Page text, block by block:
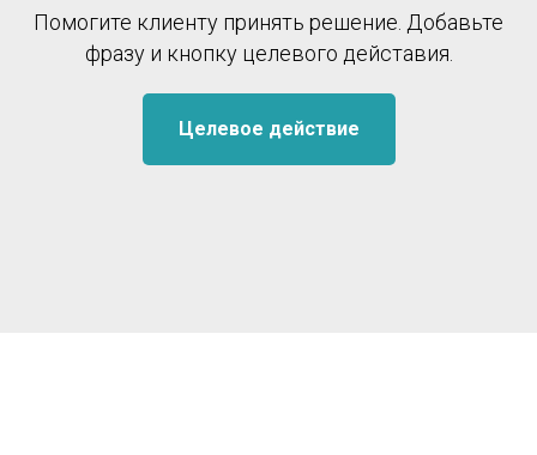
Помогите клиенту принять решение. Добавьте
фразу и кнопку целевого дейставия.
Целевое действие